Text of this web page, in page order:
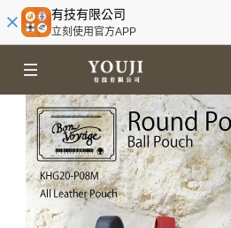
有技有限公司
立刻使用官方APP